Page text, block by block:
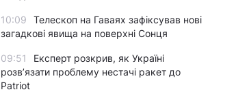
10:09
Телескоп на Гаваях зафіксував нові
загадкові явища на поверхні Сонця
09:51
Експерт розкрив, як Україні
розвʼязати проблему нестачі ракет до
Patriot